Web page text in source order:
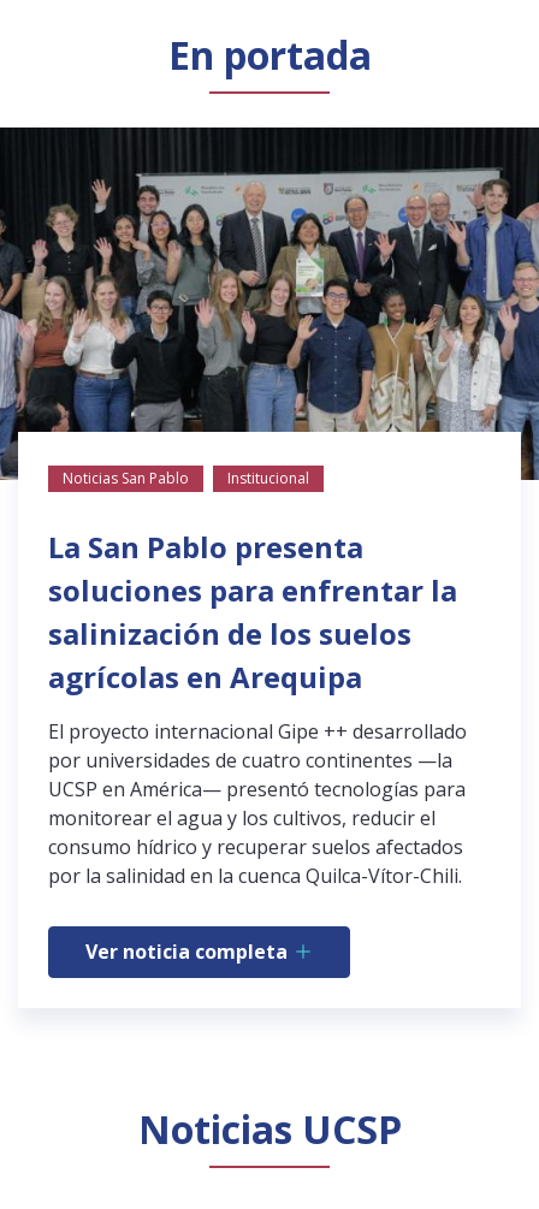
En portada
Noticias San Pablo Institucional
La San Pablo presenta
soluciones para enfrentar la
salinización de los suelos
agrícolas en Arequipa
El proyecto internacional Gipe ++ desarrollado
por universidades de cuatro continentes —la
UCSP en América— presentó tecnologías para
monitorear el agua y los cultivos, reducir el
consumo hídrico y recuperar suelos afectados
por la salinidad en la cuenca Quilca-Vítor-Chili.
Ver noticia completa
Noticias UCSP